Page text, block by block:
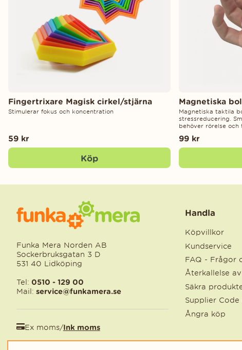
Fingertrixare Magisk cirkel/stjärna
Stimulerar fokus och koncentration
59 kr
Köp
Magnetiska
Magnetiska taktila
stressreducering.
behöver rörelse och
99 kr
Funka Mera Norden AB
Sockerbruksgatan 3 D
531 40 Lidköping
Tel: 0510 - 129 00
Mail: service@funkamera.se
Ex moms/Ink moms
Handla
Köpvillkor
Kundservice
FAQ - Frågor
Återkallelse
Säkra
Supplier
Ångra köp